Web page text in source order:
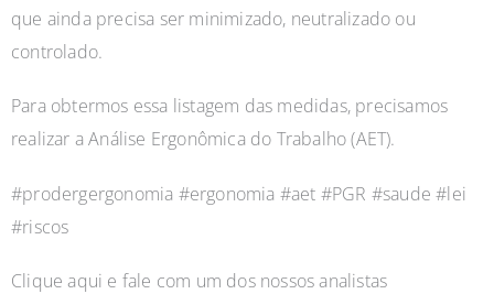
que ainda precisa ser minimizado, neutralizado ou
controlado.
Para obtermos essa listagem das medidas, precisamos
realizar a Análise Ergonômica do Trabalho (AET).
#prodergergonomia #ergonomia #aet #PGR #saude #lei
#riscos
Clique aqui e fale com um dos nossos analistas